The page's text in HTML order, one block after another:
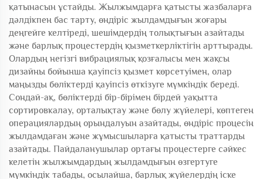
қатынасын ұстайды. Жылжымдарға қатысты жазбаларға
дәлдікпен бас тарту, өндіріс жылдамдығын жоғары
деңгейге келтіреді, шешімдердің толықтығын азайтады
және барлық процестердің қызметкерліктігін арттырады.
Олардың негізгі вибрациялық қозғалысы мен жақсы
дизайны бойынша қауіпсіз қызмет көрсетуімен, олар
маңызды бөліктерді қауіпсіз өткізуге мүмкіндік береді.
Сондай-ақ, бөліктерді бір-бірімен бірдей уақытта
сортировкалау, орталықтау және бөлу жүйелері, көптеген
операциялардың орындалуын азайтады, өндіріс процесін
жылдамдаған және жұмысшыларға қатысты траттарды
азайтады. Пайдаланушылар ортағы процестерге сәйкес
келетін жылжымдардың жылдамдығын өзгертуге
мүмкіндік табады, осылайша, барлық жүйелердің іске